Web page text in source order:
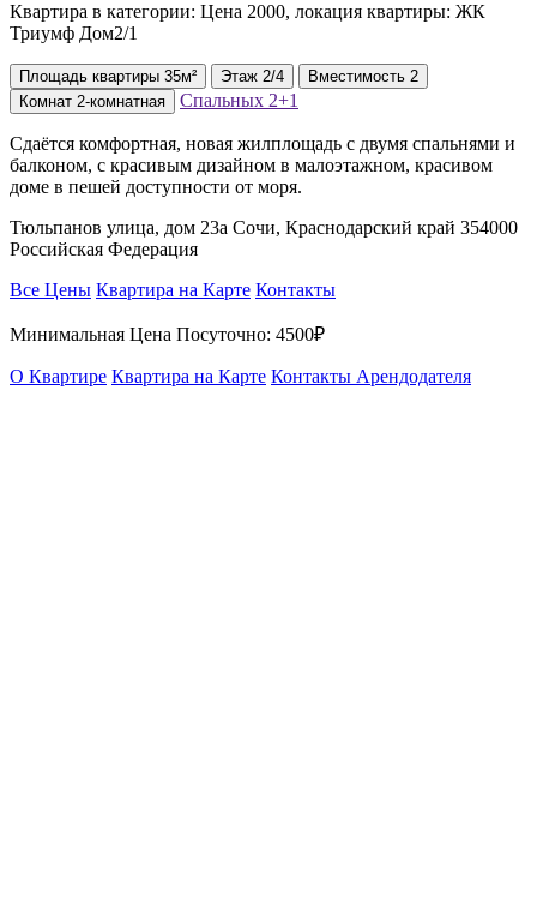
Квартира в категории: Цена 2000, локация квартиры: ЖК
Триумф Дом2/1
Площадь квартиры 35м² Этаж 2/4 Вместимость 2
Комнат 2-комнатная Спальных 2+1
Сдаётся комфортная, новая жилплощадь с двумя спальнями и
балконом, с красивым дизайном в малоэтажном, красивом
доме в пешей доступности от моря.
Тюльпанов улица, дом 23а Сочи, Краснодарский край 354000
Российская Федерация
Все Цены Квартира на Карте Контакты
Минимальная Цена Посуточно: 4500₽
О Квартире Квартира на Карте Контакты Арендодателя